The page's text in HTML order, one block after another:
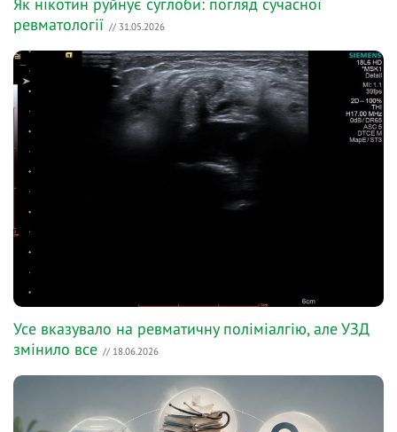
ревматології // 31.05.2026
Усе вказувало на ревматичну поліміалгію, але УЗД
змінило все // 18.06.2026